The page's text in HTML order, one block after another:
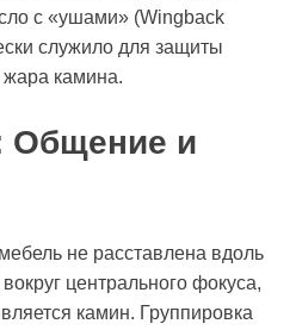
с «ушами» (Wingback
служило для защиты
жара камина.
Общение и
не расставлена вдоль
центрального фокуса,
камин. Группировка